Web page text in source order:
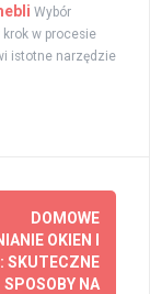
Wybór
w procesie
istotne narzędzie
DOMOWE
OKIEN I
SKUTECZNE
SPOSOBY NA